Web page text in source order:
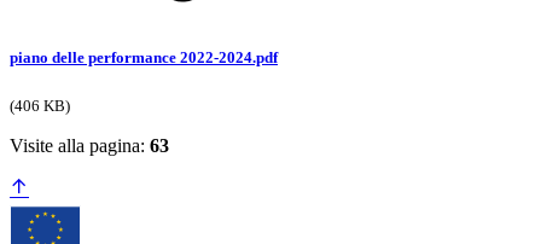
piano delle performance 2022-2024.pdf
(406 KB)
Visite alla pagina: 63